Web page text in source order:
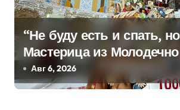
“Не буду есть и спать,
Мастерица из
килограммовом каравае
Дворца Независимости
Авг 6, 2026